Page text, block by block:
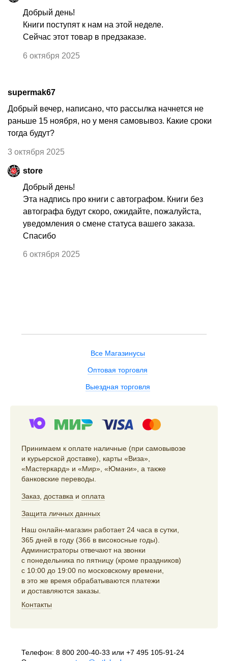
Добрый день!
Книги поступят к нам на этой неделе.
Сейчас этот товар в предзаказе.
6 октября 2025
supermak67
Добрый вечер, написано, что рассылка начнется не
раньше 15 ноября, но у меня самовывоз. Какие сроки
тогда будут?
3 октября 2025
store
Добрый день!
Эта надпись про книги с автографом. Книги без
автографа будут скоро, ожидайте, пожалуйста,
уведомления о смене статуса вашего заказа.
Спасибо
6 октября 2025
Все Магазинусы
Оптовая торговля
Выездная торговля
Принимаем к оплате наличные (при самовывозе
и курьерской доставке), карты «Виза»,
«Мастеркард» и «Мир», «Юмани», а также
банковские переводы.
Заказ доставка и оплата
Защита личных данных
Наш онлайн-магазин работает 24 часа в сутки,
365 дней в году (366 в високосные годы).
Администраторы отвечают на звонки
с понедельника по пятницу (кроме праздников)
с 10:00 до 19:00 по московскому времени,
в это же время обрабатываются платежи
и доставляются заказы.
Контакты
Телефон: 8 800 200-40-33 или +7 495 105-91-24